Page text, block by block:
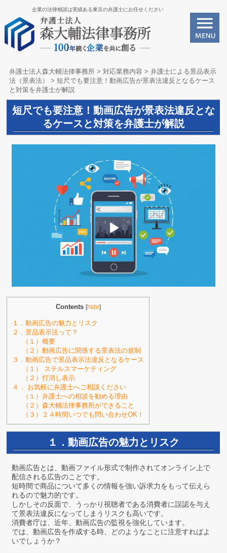
企業の法律相談は実績ある東京の弁護士にお任せください
弁護士法人森大輔法律事務所 >対応業務内容 >弁護士による景品表示
法（景表法）
>短尺でも要注意！動画広告が景表法違反となるケース
と対策を弁護士が解説
短尺でも要注意！動画広告が景表法違反とな
るケースと対策を弁護士が解説
Contents [hide]
１．動画広告の魅力とリスク
２．景品表示法って？
（１）概要
（２）動画広告に関係する景表法の規制
３．動画広告で景品表示法違反となるケース
（１） ステルスマーケティング
（２）打消し表示
４． お気軽に弁護士へご相談ください
（１）弁護士への相談を勧める理由
（２）森大輔法律事務所ができること
（３）２４時間いつでも問い合わせOK！
１．動画広告の魅力とリスク
動画広告とは、動画ファイル形式で制作されてオンライン上で
配信される広告のことです。
短時間で商品について多くの情報を強い訴求力をもって伝えら
れるので魅力的です。
しかしその反面で、うっかり視聴者である消費者に誤認を与え
て景表法違反になってしまうリスクも高いです。
消費者庁は、近年、動画広告の監視を強化しています。
では、動画広告を作成する時、どのようなことに注意すればよ
いでしょうか？